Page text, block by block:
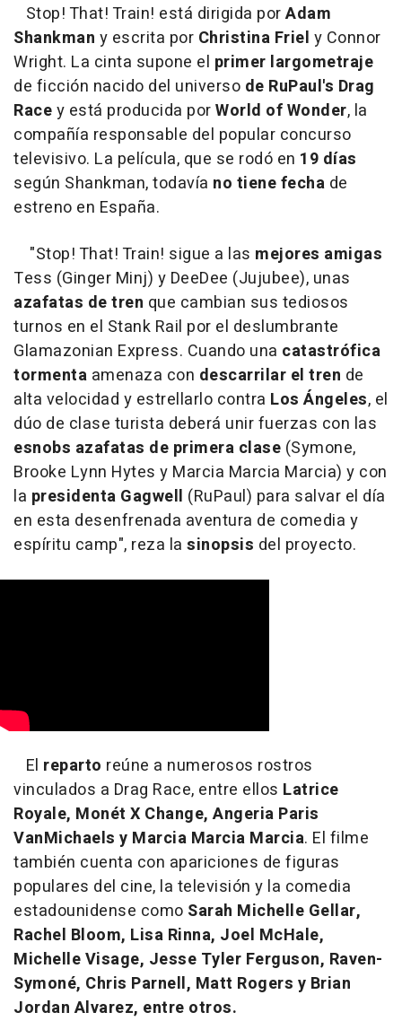
Stop! That! Train! está dirigida porAdam
Shankman y escrita por Christina Friel y Connor
Wright. La cinta supone el primer largometraje
de ficción nacido del universo de RuPaul's Drag
Racey está producida porWorld of Wonder, la
compañía responsable del popular concurso
televisivo. La película, que se rodó en 19 días
según Shankman, todavía no tiene fecha de
estreno en España.
"Stop! That! Train! sigue a las mejores amigas
Tess (Ginger Minj) y DeeDee (Jujubee), unas
azafatas de tren que cambian sus tediosos
turnos en el Stank Rail por el deslumbrante
Glamazonian Express. Cuando una catastrófica
tormenta amenaza con descarrilar el tren de
alta velocidad y estrellarlo contra Los Ángeles, el
dúo de clase turista deberá unir fuerzas con las
esnobs azafatas de primera clase (Symone,
Brooke Lynn Hytes y Marcia Marcia Marcia) y con
la presidenta Gagwell (RuPaul) para salvar el día
en esta desenfrenada aventura de comedia y
espíritu camp", reza la sinopsis del proyecto.
El reparto reúne a numerosos rostros
vinculados a Drag Race, entre ellos Latrice
Royale, Monét X Change, Angeria Paris
VanMichaels y Marcia Marcia Marcia. El filme
también cuenta con apariciones de figuras
populares del cine, la televisión y la comedia
estadounidense como Sarah Michelle Gellar,
Rachel Bloom, Lisa Rinna, Joel McHale,
Michelle Visage, Jesse Tyler Ferguson, Raven-
Symoné, Chris Parnell, Matt Rogers y Brian
Jordan Alvarez, entre otros.